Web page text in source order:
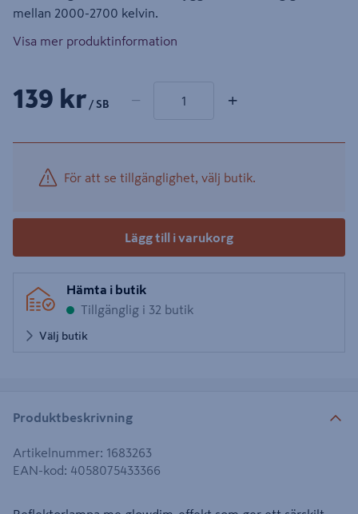
mellan 2000-2700 kelvin.
Visa mer produktinformation
139 kr / SB − +
För att se tillgänglighet, välj butik.
Lägg till i varukorg
Hämta i butik
Tillgänglig i 32 butik
Välj butik
Produktbeskrivning
Artikelnummer: 1683263
EAN-kod: 4058075433366